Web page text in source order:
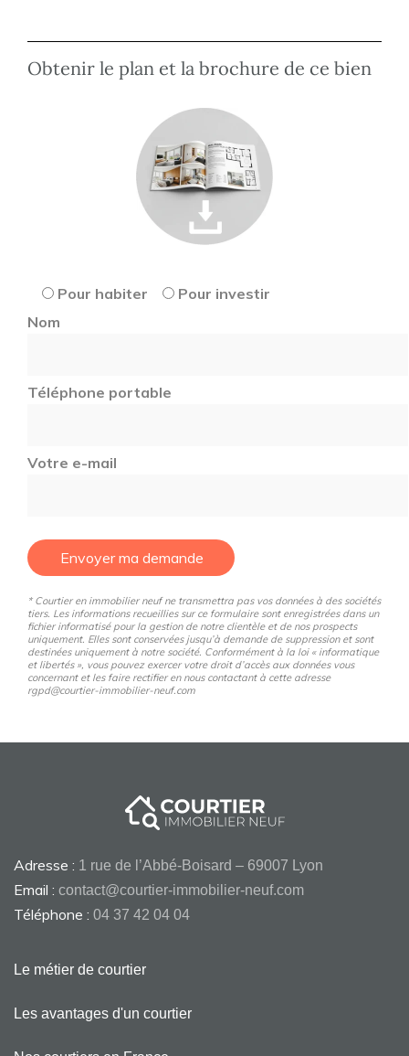
Obtenir le plan et la brochure de ce bien
Pour habiter
Pour investir
Nom
Téléphone portable
Votre e-mail
Envoyer ma demande
* Courtier en immobilier neuf ne transmettra pas vos données à des sociétés
tiers. Les informations recueillies sur ce formulaire sont enregistrées dans un
fichier informatisé pour la gestion de notre clientèle et de nos prospects
uniquement. Elles sont conservées jusqu’à demande de suppression et sont
destinées uniquement à notre société. Conformément à la loi « informatique
et libertés », vous pouvez exercer votre droit d’accès aux données vous
concernant et les faire rectifier en nous contactant à cette adresse
rgpd@courtier-immobilier-neuf.com
Adresse : 1 rue de l’Abbé-Boisard – 69007 Lyon
Email : contact@courtier-immobilier-neuf.com
Téléphone : 04 37 42 04 04
Le métier de courtier
Les avantages d'un courtier